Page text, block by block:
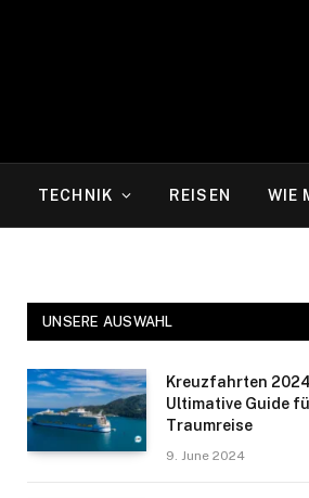
TECHNIK REISEN WIE
UNSERE AUSWAHL
Kreuzfahrten
Ultimative Guide
Traumreise
9. June 2024